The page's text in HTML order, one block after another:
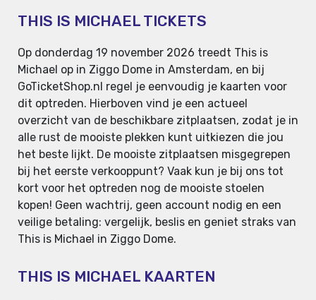
THIS IS MICHAEL TICKETS
Op donderdag 19 november 2026 treedt This is
Michael op in Ziggo Dome in Amsterdam, en bij
GoTicketShop.nl regel je eenvoudig je kaarten voor
dit optreden. Hierboven vind je een actueel
overzicht van de beschikbare zitplaatsen, zodat je in
alle rust de mooiste plekken kunt uitkiezen die jou
het beste lijkt. De mooiste zitplaatsen misgegrepen
bij het eerste verkooppunt? Vaak kun je bij ons tot
kort voor het optreden nog de mooiste stoelen
kopen! Geen wachtrij, geen account nodig en een
veilige betaling: vergelijk, beslis en geniet straks van
This is Michael in Ziggo Dome.
THIS IS MICHAEL KAARTEN